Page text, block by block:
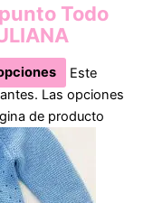
Todo
Este
Las opciones
de producto